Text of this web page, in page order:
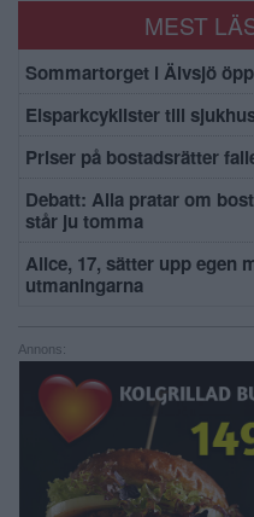
MEST
Sommartorget i Älvsjö
Elsparkcyklister till
Priser på bostadsrätter
Debatt: Alla pratar om
står ju tomma
Alice, 17, sätter upp egen
utmaningarna
Annons: